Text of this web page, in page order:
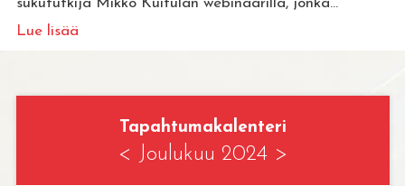
Lue lisää
Tapahtumakalenteri
< Joulukuu 2024 >